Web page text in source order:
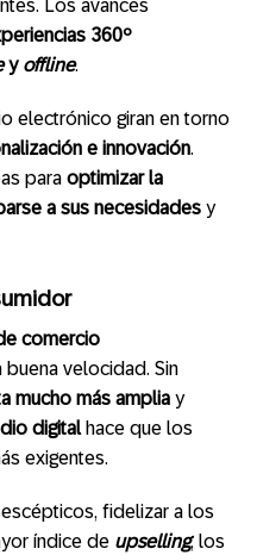
. Los avances
360º
y offline.
electrónico giran en torno
e innovación.
para optimizar la
a sus necesidades y
comercio
buena velocidad. Sin
mucho más amplia y
digital hace que los
exigentes.
fidelizar a los
índice de upselling, los